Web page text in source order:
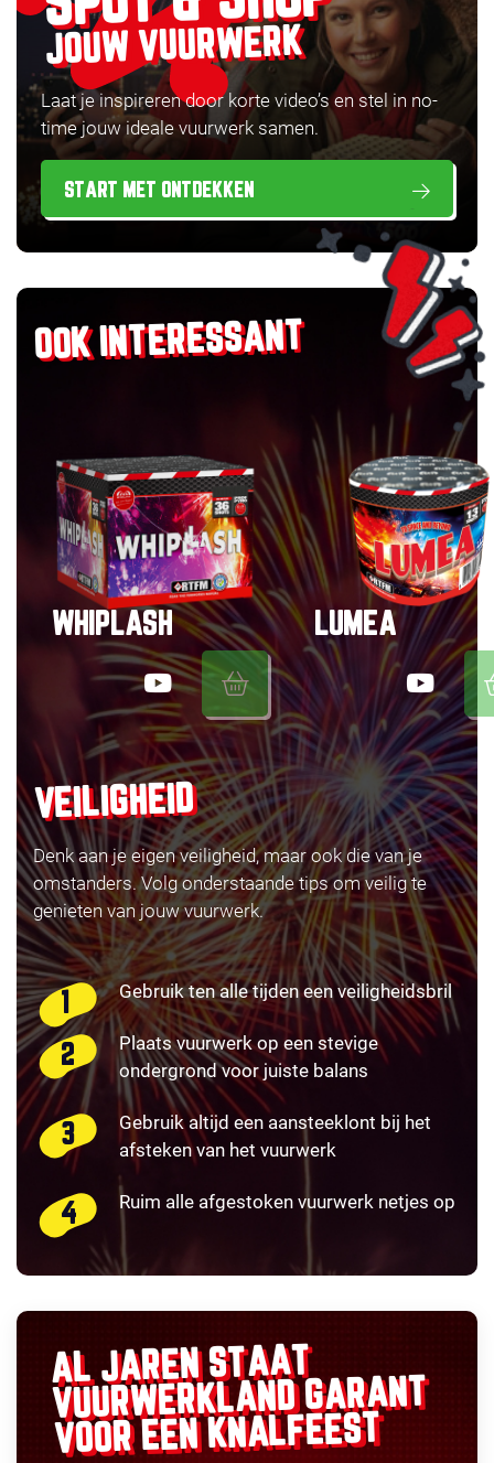
JOUW VUURWERK
Laat je inspireren door korte video’s en stel in no-
time jouw ideale vuurwerk samen.
START MET ONTDEKKEN
OOK INTERESSANT
WHIPLASH LUMEA
VEILIGHEID
Denk aan je eigen veiligheid, maar ook die van je
omstanders. Volg onderstaande tips om veilig te
genieten van jouw vuurwerk.
Gebruik ten alle tijden een veiligheidsbril
Plaats vuurwerk op een stevige
ondergrond voor juiste balans
Gebruik altijd een aansteeklont bij het
afsteken van het vuurwerk
Ruim alle afgestoken vuurwerk netjes op
AL JAREN STAAT
VUURWERKLANDGARANT
VOOR EEN KNALFEEST